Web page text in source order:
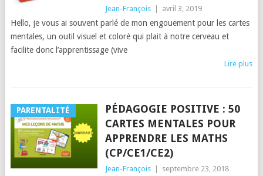
Jean-François avril 3, 2019
Hello, je vous ai souvent parlé de mon engouement pour les cartes
mentales, un outil visuel et coloré qui plait à notre cerveau et
facilite donc l’apprentissage (vive
Lire plus
PARENTALITÉ
PÉDAGOGIE POSITIVE : 50
CARTES MENTALES POUR
APPRENDRE LES MATHS
(CP/CE1/CE2)
Jean-François septembre 23, 2018